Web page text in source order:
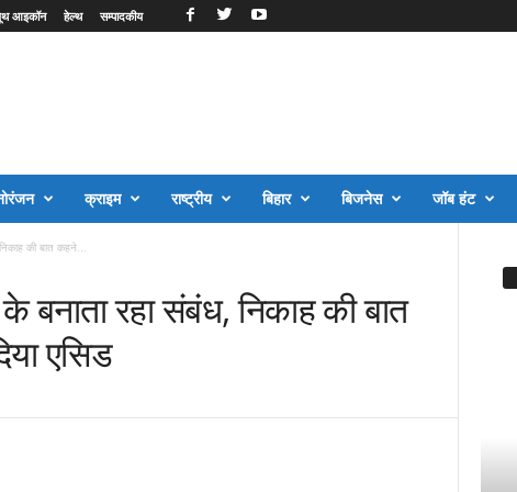
आइकॉन हेल्थ सम्पादकीय
क्राइम राष्ट्रीय बिहार बिजनेस जॉब हंट
की बात कहने...
बनाता रहा संबंध, निकाह की बात
एसिड